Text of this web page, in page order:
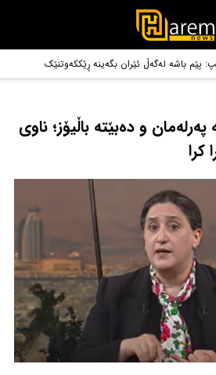
پێم باشە لەگەڵ ئێران بگەینە ڕێککەوتنێک
و دەبێتە باڵیۆز؛ ناوی
کرا